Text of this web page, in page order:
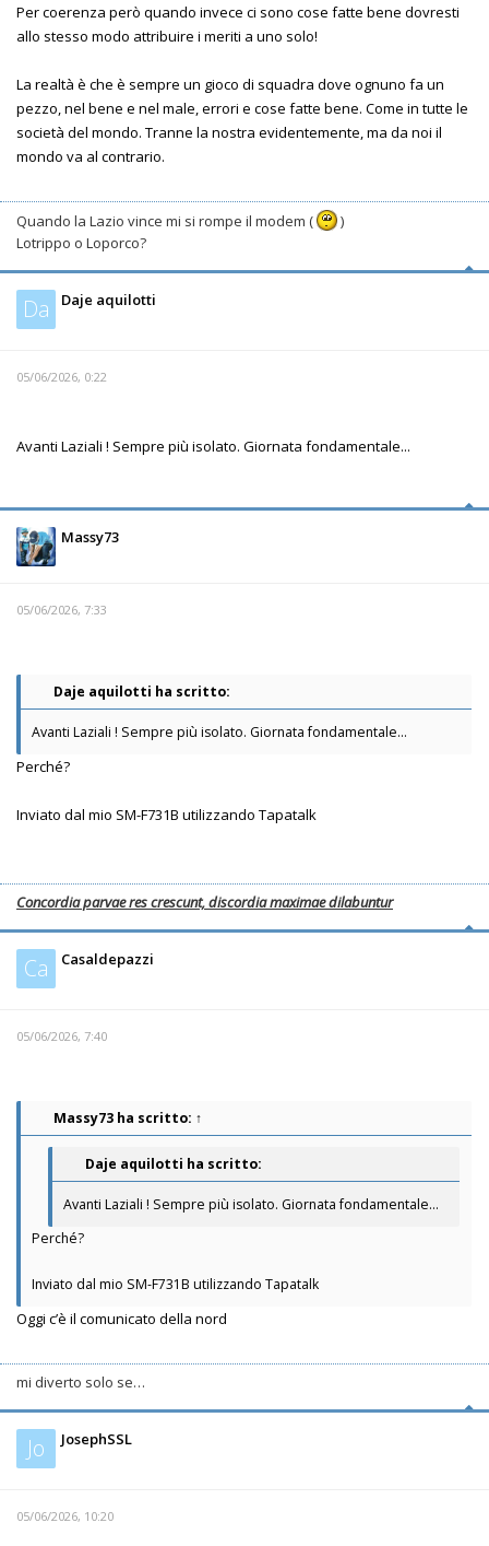
Per coerenza però quando invece ci sono cose fatte bene dovresti
allo stesso modo attribuire i meriti a uno solo!
La realtà è che è sempre un gioco di squadra dove ognuno fa un
pezzo, nel bene e nel male, errori e cose fatte bene. Come in tutte le
società del mondo. Tranne la nostra evidentemente, ma da noi il
mondo va al contrario.
Quando la Lazio vince mi si rompe il modem (
)
Lotrippo o Loporco?
Da Daje aquilotti
05/06/2026, 0:22
Avanti Laziali ! Sempre più isolato. Giornata fondamentale...
Massy73
05/06/2026, 7:33
Daje aquilotti ha scritto:
Avanti Laziali ! Sempre più isolato. Giornata fondamentale...
Perché?
Inviato dal mio SM-F731B utilizzando Tapatalk
Concordia parvae res crescunt, discordia maximae dilabuntur
Ca Casaldepazzi
05/06/2026, 7:40
Massy73 ha scritto: ↑
Daje aquilotti ha scritto:
Avanti Laziali ! Sempre più isolato. Giornata fondamentale...
Perché?
Inviato dal mio SM-F731B utilizzando Tapatalk
Oggi c’è il comunicato della nord
mi diverto solo se…
Jo JosephSSL
05/06/2026, 10:20